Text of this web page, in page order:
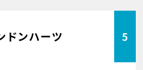
ドンハーツ 5